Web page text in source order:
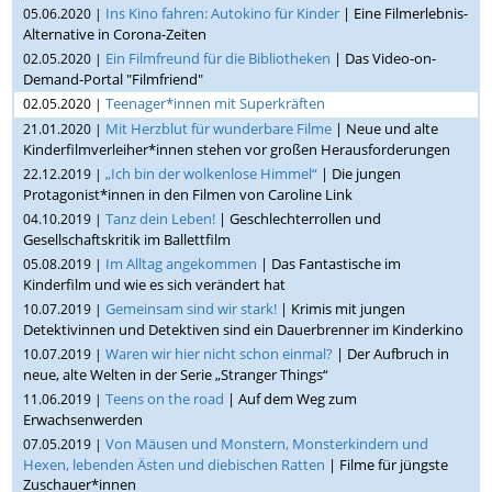
05.06.2020 | Ins Kino fahren: Autokino für Kinder | Eine Filmerlebnis-
Alternative in Corona-Zeiten
02.05.2020 | Ein Filmfreund für die Bibliotheken | Das Video-on-
Demand-Portal "Filmfriend"
02.05.2020 |Teenager*innen mit Superkräften
21.01.2020 | Mit Herzblut für wunderbare Filme | Neue und alte
Kinderfilmverleiher*innen stehen vor großen Herausforderungen
22.12.2019 |„Ich bin der wolkenlose Himmel“ | Die jungen
Protagonist*innen in den Filmen von Caroline Link
04.10.2019 |Tanz dein Leben! | Geschlechterrollen und
Gesellschaftskritik im Ballettfilm
05.08.2019 | Im Alltag angekommen | Das Fantastische im
Kinderfilm und wie es sich verändert hat
10.07.2019 |Gemeinsam sind wir stark! | Krimis mit jungen
Detektivinnen und Detektiven sind ein Dauerbrenner im Kinderkino
10.07.2019 |Waren wir hier nicht schon einmal? | Der Aufbruch in
neue, alte Welten in der Serie „Stranger Things“
11.06.2019 |Teens on the road | Auf dem Weg zum
Erwachsenwerden
07.05.2019 |Von Mäusen und Monstern, Monsterkindern und
Hexen, lebenden Ästen und diebischen Ratten | Filme für jüngste
Zuschauer*innen